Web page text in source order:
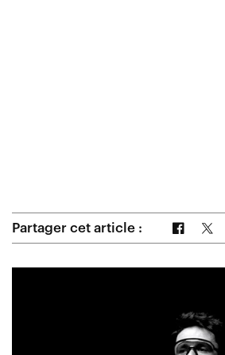
Partager cet article : Partager sur